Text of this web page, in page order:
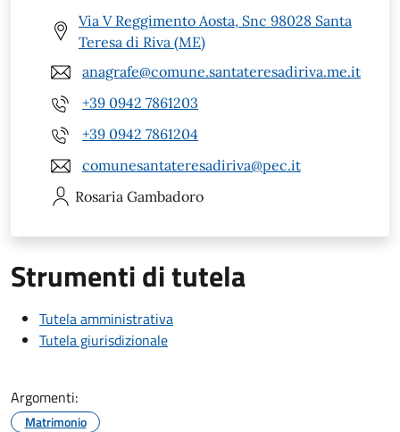
Via V Reggimento Aosta, Snc 98028 Santa
Teresa di Riva (ME)
anagrafe@comune.santateresadiriva.me.it
+39 0942 7861203
+39 0942 7861204
comunesantateresadiriva@pec.it
Rosaria Gambadoro
Strumenti di tutela
Tutela amministrativa
Tutela giurisdizionale
Argomenti:
Matrimonio